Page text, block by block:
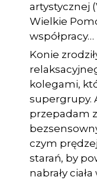
artystycznej
Wielkie
współpracy…
Konie
kolegami,
supergrupy.
przepadam
czym
starań, by
nabrały